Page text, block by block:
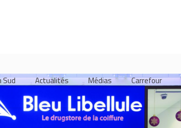
Sud Actualités Médias Carrefour